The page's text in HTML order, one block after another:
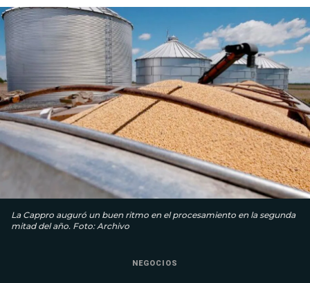
La Cappro auguró un buen ritmo en el procesamiento en la segunda
mitad del año. Foto: Archivo
NEGOCIOS